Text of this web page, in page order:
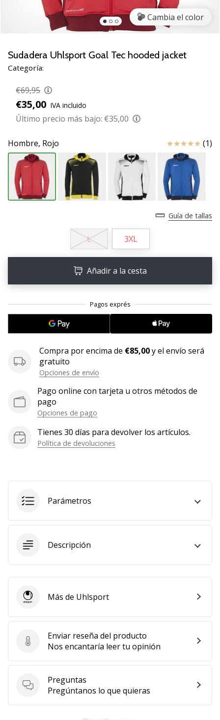
zapatillas
balonmano
Accelerate
SQD
Descubre
las
actualizaciones
y…
25. 11. 2024
•
2 min. de lectura
Weplayhandball!
¿Te
¡Te
queremos
nuestro
Mostrar
todos
los
Cambia el color
Sudadera Uhlsport Goal Tec hooded jacket
Categoría:
€69,95
€35,00 IVA incluido
Último precio más bajo: €35,00
Hombre, Rojo Reseña (1)
Guía de tallas
L 3XL
Añadir a la cesta
Compra por encima de €85,00y el envío será
gratuito
Opciones de envío
Pago online con tarjeta u otros métodos de
pago
Opciones de pago
Tienes 30 días para devolver los artículos.
Política de devoluciones
Parámetros
Descripción
Enviar reseña del producto
Enviar reseña del producto
Nos encantaría leer tu opinión
Preguntas
Preguntas
Pregúntanos lo que quieras
UhlsportMás de Uhlsport